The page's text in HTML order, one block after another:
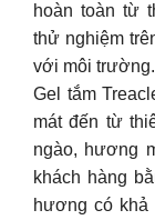
hoàn toàn từ
thử nghiệm
với môi trường.
Gel tắm
mát đến từ
ngào, hương
khách hàng
hương có khả